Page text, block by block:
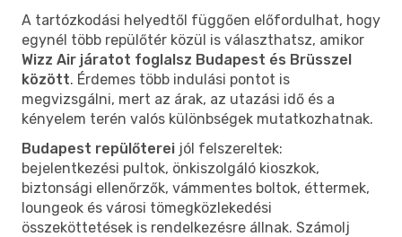
A tartózkodási helyedtől függően előfordulhat, hogy
egynél több repülőtér közül is választhatsz, amikor
Wizz Air járatot foglalsz Budapest és Brüsszel
között. Érdemes több indulási pontot is
megvizsgálni, mert az árak, az utazási idő és a
kényelem terén valós különbségek mutatkozhatnak.
Budapest repülőterei jól felszereltek:
bejelentkezési pultok, önkiszolgáló kioszkok,
biztonsági ellenőrzők, vámmentes boltok, éttermek,
loungeok és városi tömegközlekedési
összeköttetések is rendelkezésre állnak. Számolj